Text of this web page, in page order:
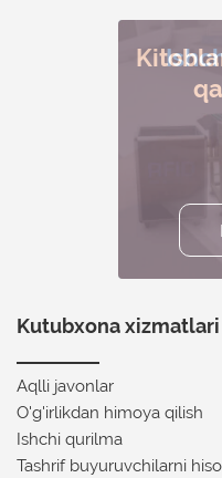
Kutubxona xizmatlari
Aqlli javonlar
O'g'irlikdan himoya qilish
Ishchi qurilma
Tashrif buyuruvchilarni